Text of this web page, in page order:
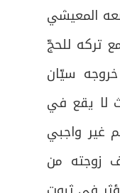
المعيشي
تركه للحجّ
سيّان
لا يقع في
غير واجبي
زوجته من
هذا